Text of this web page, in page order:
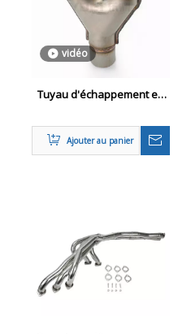
vidéo
Tuyau d'échappement en
Ajouter au panier